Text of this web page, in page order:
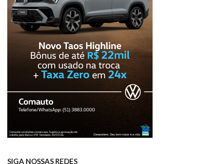
SIGA NOSSAS REDES